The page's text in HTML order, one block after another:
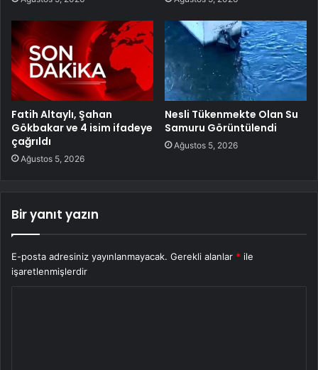
Fatih Altaylı, Şahan
Gökbakar ve 4 isim ifadeye
çağrıldı
Ağustos 5, 2026
Nesli Tükenmekte Olan Su
Samuru Görüntülendi
Ağustos 5, 2026
Bir yanıt yazın
E-posta adresiniz yayınlanmayacak. Gerekli alanlar * ile
işaretlenmişlerdir